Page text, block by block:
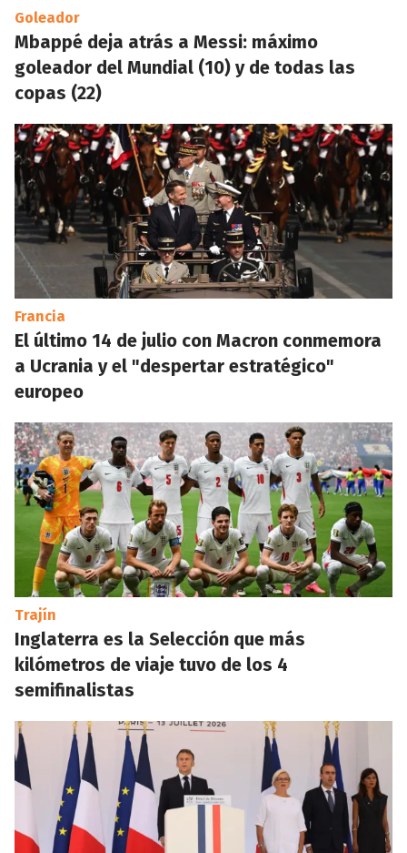
Goleador
Mbappé deja atrás a Messi: máximo
goleador del Mundial (10) y de todas las
copas (22)
Francia
El último 14 de julio con Macron conmemora
a Ucrania y el "despertar estratégico"
europeo
Trajín
Inglaterra es la Selección que más
kilómetros de viaje tuvo de los 4
semifinalistas